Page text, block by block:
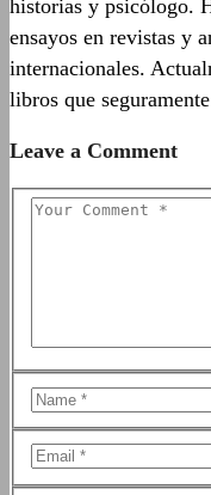
historias y psicólogo.
ensayos en revistas y
internacionales.
libros que
Leave a Comment